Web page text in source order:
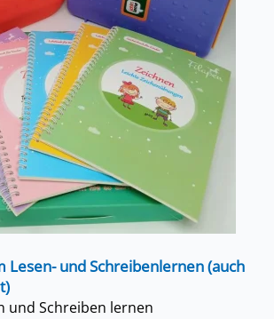
Lesen- und Schreibenlernen (auch
und Schreiben lernen